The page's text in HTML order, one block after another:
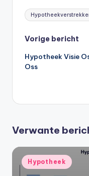
Tags:
Bericht
Vorige bericht
Hypotheek Visie
Oss
Verwante
Geplaatst
in
Hypotheek